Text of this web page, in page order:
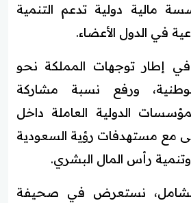
مالية دولية تدعم التنمية
في الدول الأعضاء.
في إطار توجهات المملكة نحو
ورفع نسبة مشاركة
الدولية العاملة داخل
مع مستهدفات رؤية السعودية
الشامل، نستعرض في صحيفة